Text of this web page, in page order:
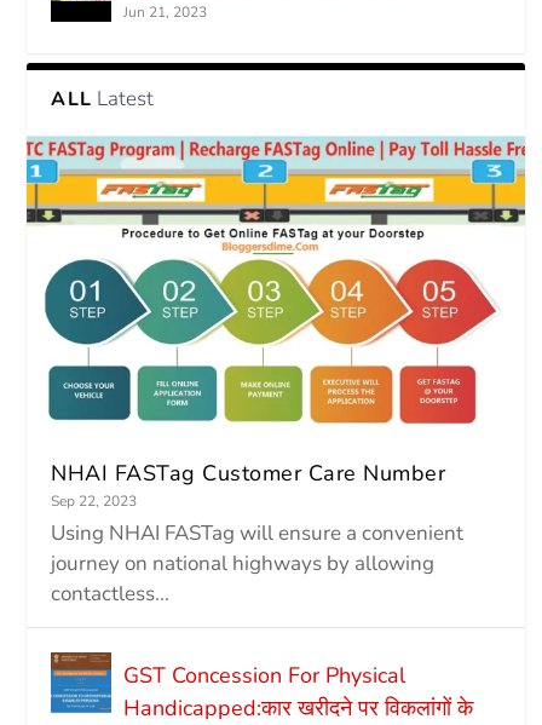
Jun 21, 2023
ALL Latest
NHAI FASTag Customer Care Number
Sep 22, 2023
Using NHAI FASTag will ensure a convenient
journey on national highways by allowing
contactless...
GST Concession For Physical
Handicapped:कार खरीदने पर विकलांगों के